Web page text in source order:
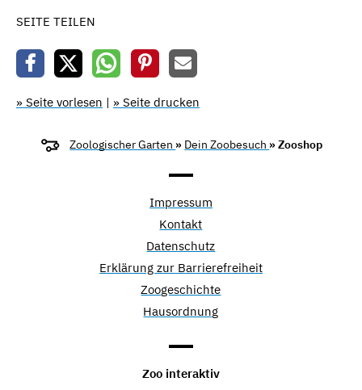
SEITE TEILEN
» Seite vorlesen | » Seite drucken
Zoologischer Garten » Dein Zoobesuch » Zooshop
Impressum
Kontakt
Datenschutz
Erklärung zur Barrierefreiheit
Zoogeschichte
Hausordnung
Zoo interaktiv